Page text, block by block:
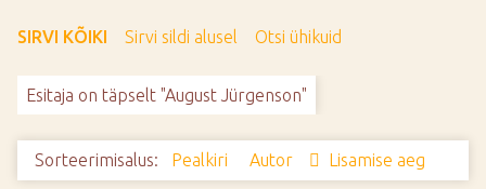
SIRVI KÕIKI Sirvi sildi alusel Otsi ühikuid
Esitaja on täpselt "August Jürgenson"
Sorteerimisalus: Pealkiri Autor Lisamise aeg